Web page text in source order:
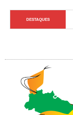
DESTAQUES